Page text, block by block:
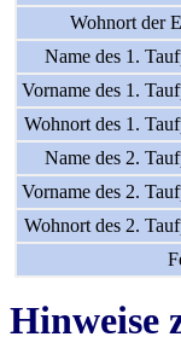
Wohnort der
Name des 1.
Vorname des 1.
Wohnort des 1.
Name des 2.
Vorname des 2.
Wohnort des 2.
Hinweise